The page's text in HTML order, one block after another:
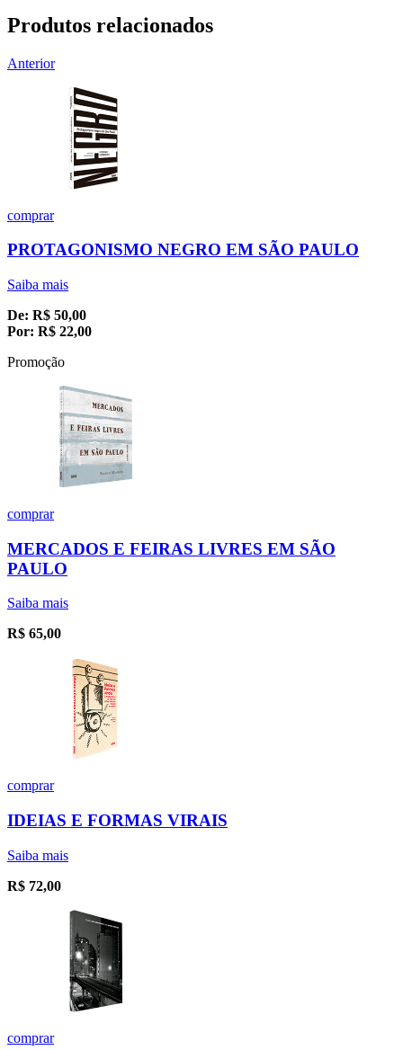
Produtos relacionados
Anterior
comprar
PROTAGONISMO NEGRO EM SÃO PAULO
Saiba mais
De: R$ 50,00
Por: R$ 22,00
Promoção
comprar
MERCADOS E FEIRAS LIVRES EM SÃO
PAULO
Saiba mais
R$ 65,00
comprar
IDEIAS E FORMAS VIRAIS
Saiba mais
R$ 72,00
comprar